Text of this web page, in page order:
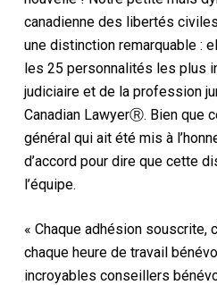
canadienne des libertés
une distinction remarquable :
les 25 personnalités les plus
judiciaire et de la profession
Canadian LawyerⓇ. Bien que
général qui ait été mis à
d’accord pour dire que cette
l’équipe.
« Chaque adhésion souscrite,
chaque heure de travail
incroyables conseillers